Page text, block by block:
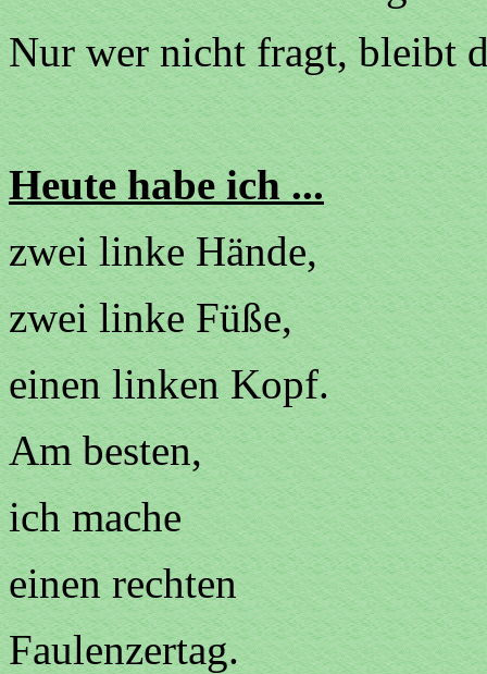
Nur wer nicht fragt, bleibt
Heute habe ich ...
zwei linke Hände,
zwei linke Füße,
einen linken Kopf.
Am besten,
ich mache
einen rechten
Faulenzertag.